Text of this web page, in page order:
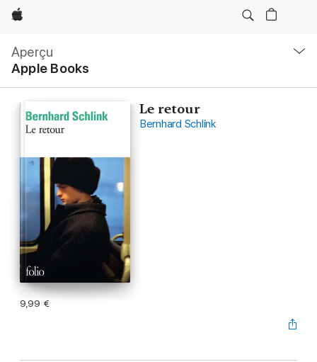
Apple
Aperçu
Apple Books
locale
Ouvrir
menu
Le retour
Bernhard Schlink
9,99 €